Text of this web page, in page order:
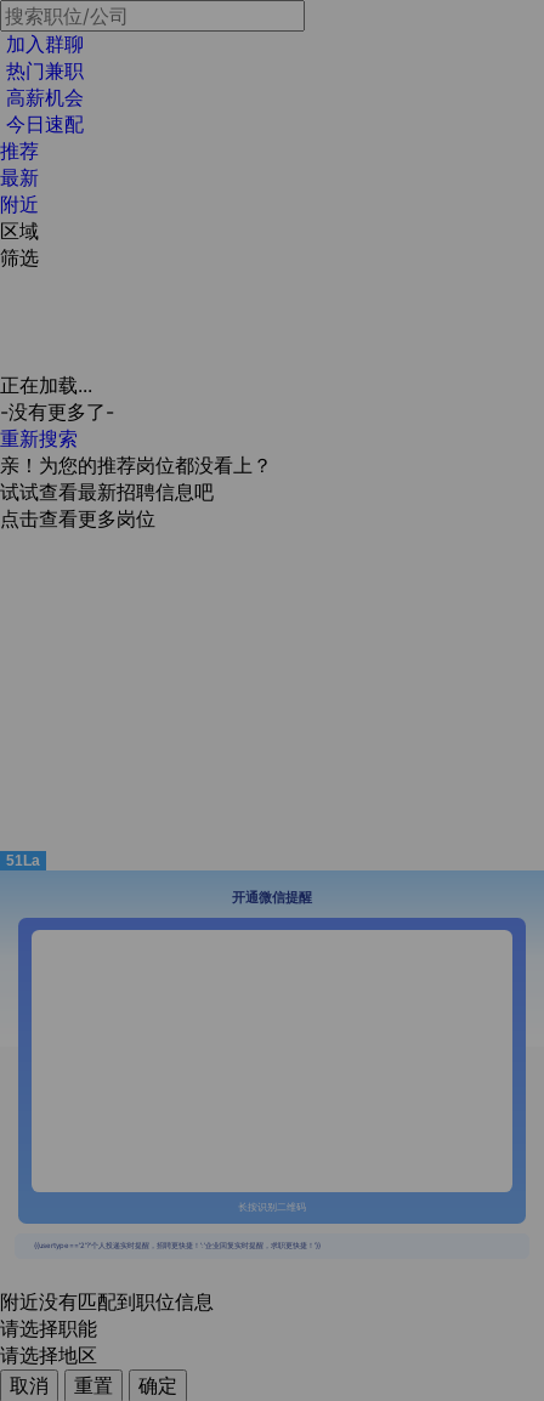
加入群聊
热门兼职
高薪机会
今日速配
推荐
最新
附近
区域
筛选
正在加载...
-没有更多了-
重新搜索
亲！为您的推荐岗位都没看上？
试试查看最新招聘信息吧
点击查看更多岗位
51La
开通微信提醒
长按识别二维码
{{usertype=='2'?'个人投递实时提醒，招聘更快捷！':'企业回复实时提醒，求职更快捷！'}}
附近没有匹配到职位信息
请选择职能
请选择地区
取消
重置
确定